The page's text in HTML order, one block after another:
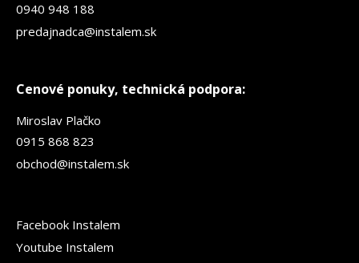
0940 948 188
predajnadca@instalem.sk
Cenové ponuky, technická podpora:
Miroslav Plačko
0915 868 823
obchod@instalem.sk
Facebook Instalem
Youtube Instalem